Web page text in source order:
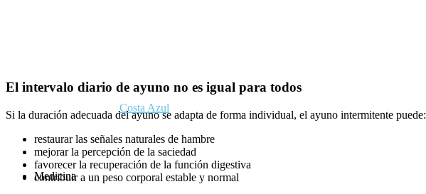
Costa Azul
Medicina
El intervalo diario de ayuno no es igual para todos
Si la duración adecuada del ayuno se adapta de forma individual, el ayuno intermitente puede:
restaurar las señales naturales de hambre
mejorar la percepción de la saciedad
favorecer la recuperación de la función digestiva
contribuir a un peso corporal estable y normal